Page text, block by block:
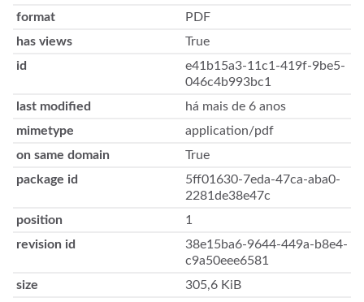
format
PDF
has views
True
id
e41b15a3-11c1-419f-9be5-
046c4b993bc1
last modified
há mais de 6 anos
mimetype
application/pdf
on same domain
True
package id
5ff01630-7eda-47ca-aba0-
2281de38e47c
position
1
revision id
38e15ba6-9644-449a-b8e4-
c9a50eee6581
size
305,6 KiB